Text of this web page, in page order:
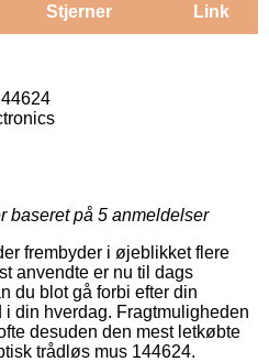
Stjerner Link
baseret på 5 anmeldelser
frembyder i øjeblikket flere
anvendte er nu til dags
du blot gå forbi efter din
din hverdag. Fragtmuligheden
desuden den mest letkøbte
trådløs mus 144624.